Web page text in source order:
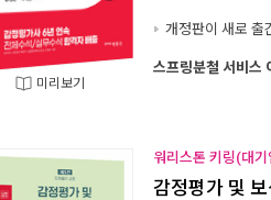
미리보기
개정판이 새로 출
스프링분철 서비스
워리스톤 키링(대
감정평가 및